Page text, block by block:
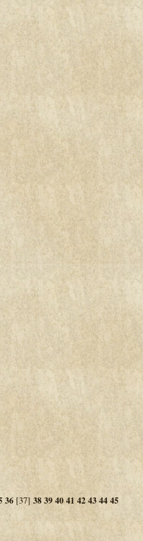
36 [37] 38394041 42434445